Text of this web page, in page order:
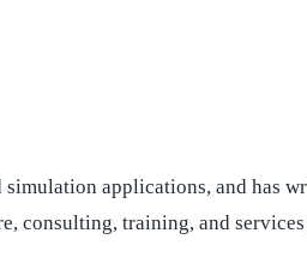
applications, and has
consulting, training, and